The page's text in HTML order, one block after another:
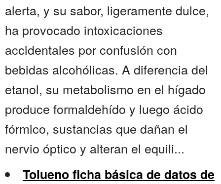
alerta, y su sabor, ligeramente dulce,
ha provocado intoxicaciones
accidentales por confusión con
bebidas alcohólicas. A diferencia del
etanol, su metabolismo en el hígado
produce formaldehído y luego ácido
fórmico, sustancias que dañan el
nervio óptico y alteran el equili...
Tolueno ficha básica de datos de